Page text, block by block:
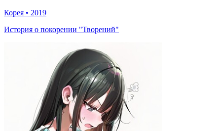
Корея • 2019
История о покорении "Творений"